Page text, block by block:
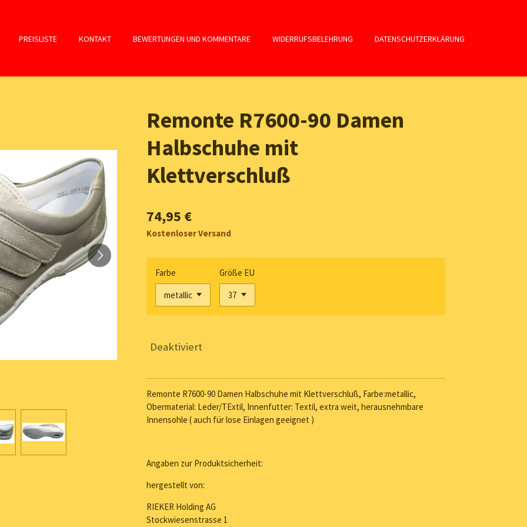
PREISLISTE KONTAKT BEWERTUNGEN UND KOMMENTARE WIDERRUFSBELEHRUNG
DATENSCHUTZERKLÄRUNG
Remonte R7600-90 Damen
Halbschuhe mit
Klettverschluß
74,95 €
Kostenloser Versand
Farbe Größe EU
Deaktiviert
Remonte R7600-90 Damen Halbschuhe mit Klettverschluß, Farbe:metallic,
Obermaterial: Leder/TExtil, Innenfutter: Textil, extra weit, herausnehmbare
Innensohle ( auch für lose Einlagen geeignet )
Angaben zur Produktsicherheit:
hergestellt von:
RIEKER Holding AG
Stockwiesenstrasse 1